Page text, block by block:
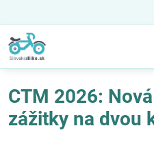
CTM 2026:
zážitky na dvou